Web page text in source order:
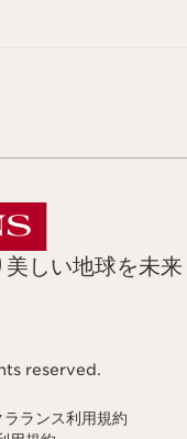
しい地球を未来
reserved.
ラランス利用規約